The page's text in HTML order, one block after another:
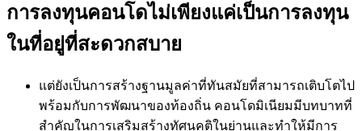
การลงทุนคอนโดไม่เพียงแค่เป็นการลงทุน
ในที่อยู่ที่สะดวกสบาย
แต่ยังเป็นการสร้างฐานมูลค่าที่ทันสมัยที่สามารถเติบโตไป
พร้อมกับการพัฒนาของท้องถิ่น คอนโดมิเนียมมีบทบาทที่
สำคัญในการเสริมสร้างทัศนคติในย่านและทำให้มีการ